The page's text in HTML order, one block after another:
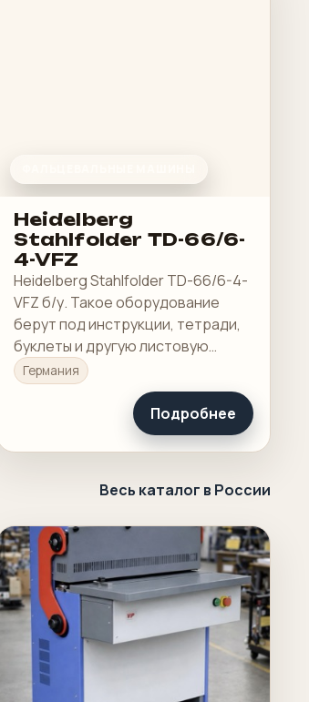
Heidelberg
Stahlfolder TD-66/6-
4-VFZ
Heidelberg Stahlfolder TD-66/6-4-
VFZ б/у. Такое оборудование
берут под инструкции, тетради,
буклеты и другую листовую
продукцию, где важны точность
сгиба и скорость переналадки.
Германия
Подробнее
Весь каталог в России